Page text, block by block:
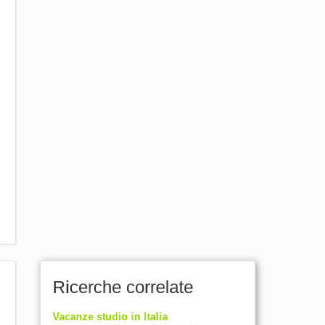
Ricerche correlate
Vacanze studio in Italia